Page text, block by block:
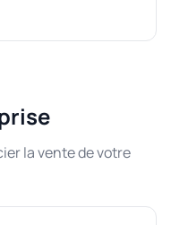
la vente de votre